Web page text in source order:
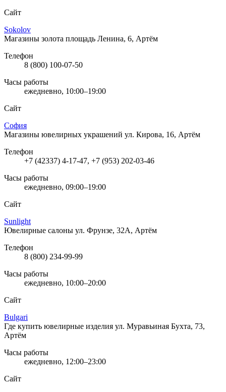
Сайт
Sokolov
Магазины золота площадь Ленина, 6, Артём
Телефон
8 (800) 100-07-50
Часы работы
ежедневно, 10:00–19:00
Сайт
София
Магазины ювелирных украшений ул. Кирова, 16, Артём
Телефон
+7 (42337) 4-17-47, +7 (953) 202-03-46
Часы работы
ежедневно, 09:00–19:00
Сайт
Sunlight
Ювелирные салоны ул. Фрунзе, 32А, Артём
Телефон
8 (800) 234-99-99
Часы работы
ежедневно, 10:00–20:00
Сайт
Bulgari
Где купить ювелирные изделия ул. Муравьиная Бухта, 73,
Артём
Часы работы
ежедневно, 12:00–23:00
Сайт